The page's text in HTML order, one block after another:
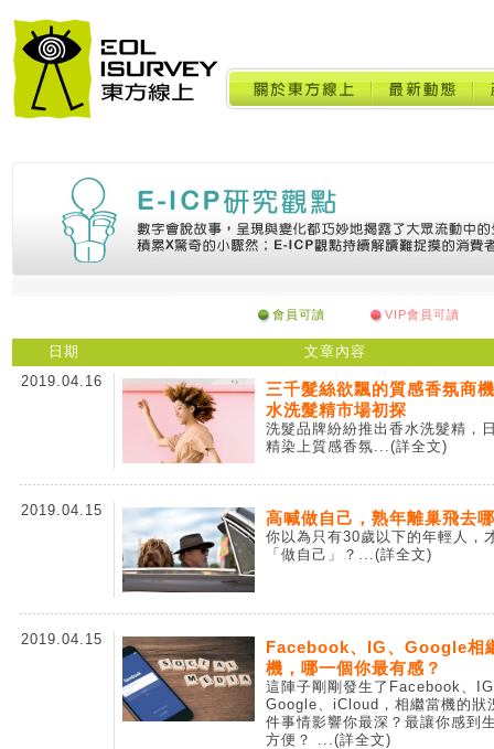
會員可讀 VIP會員可讀
日期
文章內容
2019.04.16
三千髮絲欲飄的質感香氛商
水洗髮精市場初探
洗髮品牌紛紛推出香水洗髮精，
精染上質感香氛...(詳全文)
2019.04.15 高喊做自己，熟年離巢飛去
你以為只有30歲以下的年輕人，
「做自己」？ ...(詳全文)
2019.04.15
Facebook、IG、Google相
機，哪一個你最有感？
這陣子剛剛發生了Facebook、
Google、iCloud，相繼當機的狀
件事情影響你最深？最讓你感到
方便？ ...(詳全文)